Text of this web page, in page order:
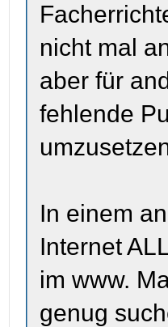
nicht mal
aber für
fehlende
In einem
Internet
im www.
genug